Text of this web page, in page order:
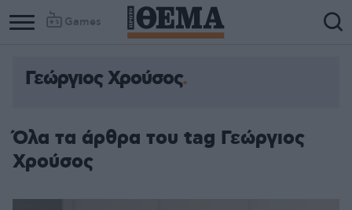
Games
Γεώργιος Χρούσος
Όλα τα άρθρα του tag Γεώργιος
Χρούσος